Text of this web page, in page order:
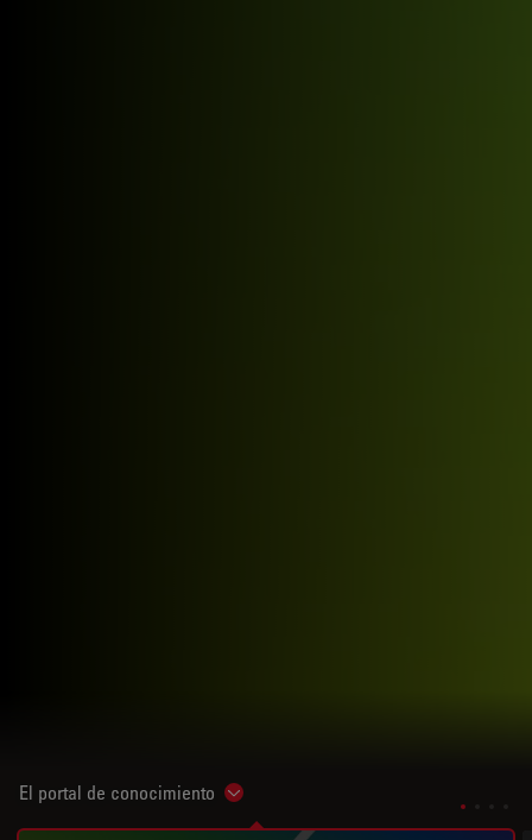
El portal de conocimiento Show subnavigation